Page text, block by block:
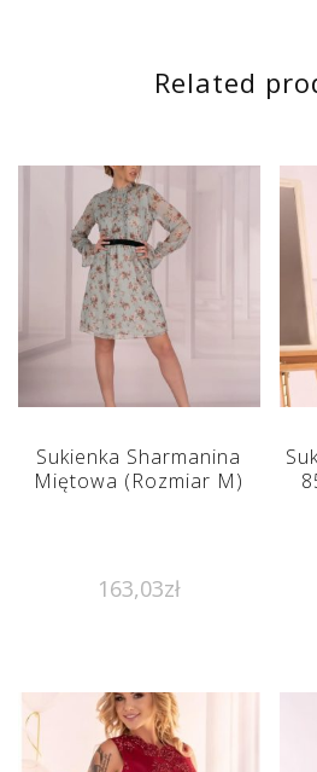
Related
Sukienka Sharmanina
Miętowa (Rozmiar M)
163,03zł